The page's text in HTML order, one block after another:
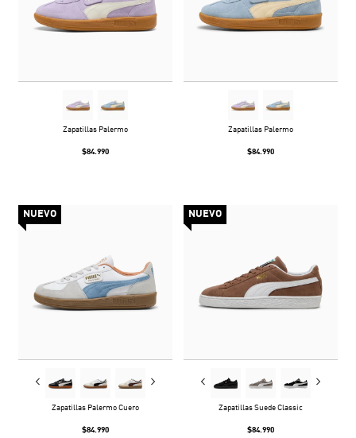
Zapatillas Palermo
$84.990
Zapatillas Palermo
$84.990
NUEVO
Zapatillas Palermo Cuero
$84.990
NUEVO
Zapatillas Suede Classic
$84.990